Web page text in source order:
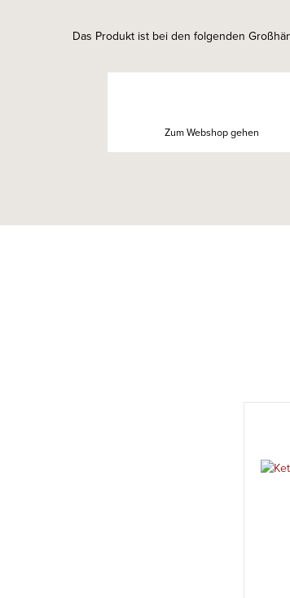
Das Produkt ist bei den folgenden
Zum Webshop gehen